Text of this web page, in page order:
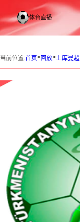
当前位置:首页>回放>土库曼超